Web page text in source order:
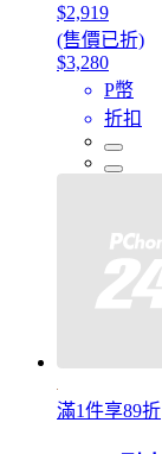
$2,919
(售價已折)
$3,280
P幣
折扣
滿1件享89折